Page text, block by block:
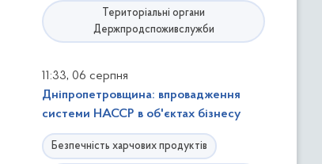
Територіальні органи
Держпродспоживслужби
11:33, 06 серпня
Дніпропетровщина: впровадження
системи НАССР в об'єктах бізнесу
Безпечність харчових продуктів